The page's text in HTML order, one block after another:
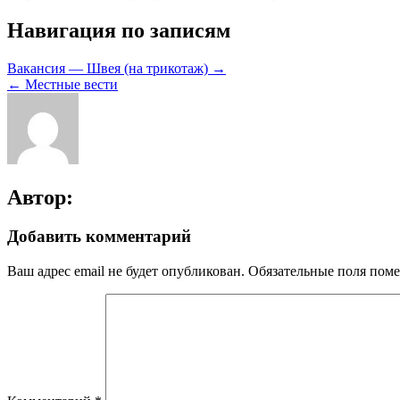
Навигация по записям
Вакансия — Швея (на трикотаж) →
← Местные вести
Автор:
Добавить комментарий
Ваш адрес email не будет опубликован. Обязательные поля